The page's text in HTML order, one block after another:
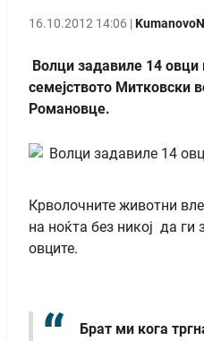
16.10.2012 14:06 |
Волци задавиле 14 овци
семејството Митковски
Романовце.
Крволочните животни
на ноќта без никој да ги
овците.
Брат ми кога